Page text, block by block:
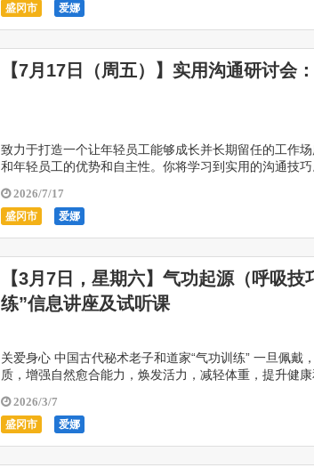
盛冈市 爱娜
【7月17日（周五）】实用沟通研讨会
致力于打造一个让年轻员工能够成长并长期留任的工作
和年轻员工的优势和自主性。你将学习到实用的沟通技
2026/7/17
盛冈市 爱娜
【3月7日，星期六】气功起源（呼吸技
练”信息讲座及试听课
关爱身心 中国古代秘术老子和道家“气功训练” 一旦佩戴
质，增强自然愈合能力，焕发活力，减轻体重，提升健
2026/3/7
盛冈市 爱娜